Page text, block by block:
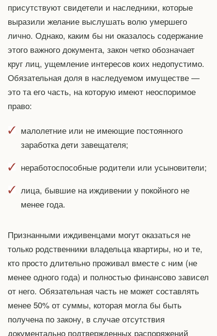
присутствуют свидетели и наследники, которые
выразили желание выслушать волю умершего
лично. Однако, каким бы ни оказалось содержание
этого важного документа, закон четко обозначает
круг лиц, ущемление интересов коих недопустимо.
Обязательная доля в наследуемом имуществе —
это та его часть, на которую имеют неоспоримое
право:
малолетние или не имеющие постоянного
заработка дети завещателя;
неработоспособные родители или усыновители;
лица, бывшие на иждивении у покойного не
менее года.
Признанными иждивенцами могут оказаться не
только родственники владельца квартиры, но и те,
кто просто длительно проживал вместе с ним (не
менее одного года) и полностью финансово зависел
от него. Обязательная часть не может составлять
менее 50% от суммы, которая могла бы быть
получена по закону, в случае отсутствия
документально подтвержденных распоряжений